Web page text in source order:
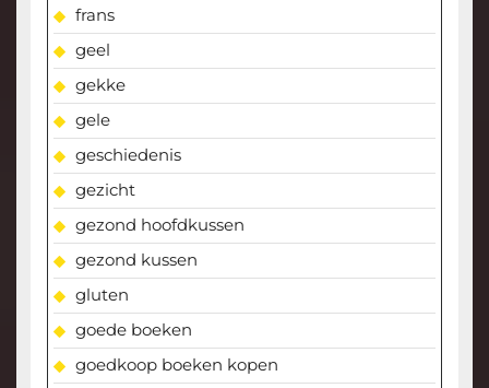
frans
geel
gekke
gele
geschiedenis
gezicht
gezond hoofdkussen
gezond kussen
gluten
goede boeken
goedkoop boeken kopen